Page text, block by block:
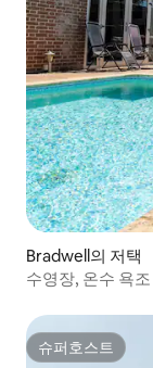
Bradwell의 저택
수영장, 온수 욕
슈퍼호스트
슈퍼호스트